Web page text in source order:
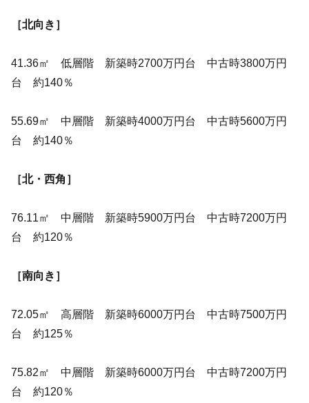
［北向き］
41.36㎡ 低層階 新築時2700万円台 中古時3800万円
台 約140％
55.69㎡ 中層階 新築時4000万円台 中古時5600万円
台 約140％
［北・西角］
76.11㎡ 中層階 新築時5900万円台 中古時7200万円
台 約120％
［南向き］
72.05㎡ 高層階 新築時6000万円台 中古時7500万円
台 約125％
75.82㎡ 中層階 新築時6000万円台 中古時7200万円
台 約120％